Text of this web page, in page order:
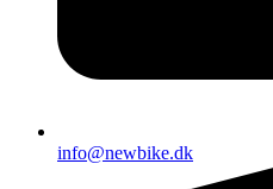
info@newbike.dk